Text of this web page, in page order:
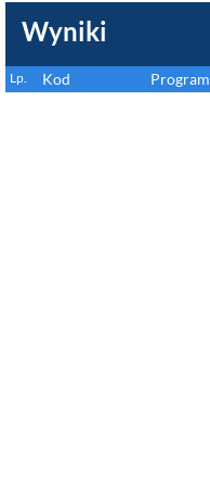
Wyniki
Lp. Kod Program